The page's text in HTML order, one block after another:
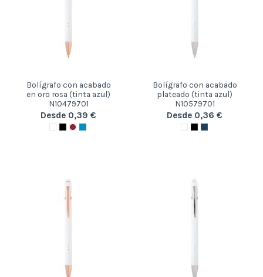
Bolígrafo con acabado
en oro rosa (tinta azul)
N10479701
Desde 0,39 €
Bolígrafo con acabado
plateado (tinta azul)
N10579701
Desde 0,36 €